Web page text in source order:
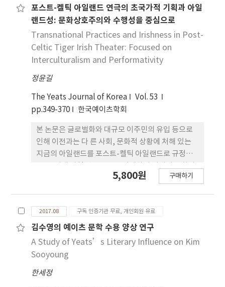
의 세계화를 창조한다. 더욱이 그는 쿠헐런과 같은 아
일랜드 영웅들을 『매의 우물 에서』에 등장시켜서
소포클레스와 셰익스피어의 전통을 이어받는 세계적
인 극작가로 탄생한다. 요컨대 그는 그의 극작품을 통
해서 현대를 살아가는 우리들에게 문화의 중 요성을
끊임없이 자각하여, 삶의 지혜로 활용하도록 하고 있
다
포스트-켈틱 아일랜드 연극의 초국가적 기획과 아일
랜드성: 문화상호주의와 수행성을 중심으로
Transnational Practices and Irishness in Post-
Celtic Tiger Irish Theater: Focused on
Interculturalism and Performativity
정윤길
The Yeats Journal of Korea
Vol. 53
pp.349-370
한국예이츠학회
본 논문은 글로벌화와 대규모 이주민의 유입 등으로
인해 이전과는 다 른 사회, 문화적 상황에 처해 있는
지금의 아일랜드를 포스트-켈틱 아일랜드로 규정하
호주의적 접근방식이 필요함을 확 인해보려는 시도의
에 대한 분석 그리고 다큐멘터리 드라마투르 기와 같
은 극작법의 변화 양상 등의 주제를 중심으로 포스트-
켈틱 시대 아일랜드의 새로운 정체성 모색의 다양한
5,800원 구매하기
2017.08 구독 인증기관 무료, 개인회원 유료
김수영의 예이츠 문학 수용 양상 연구
A Study of Yeats’s Literary Influence on Kim
Sooyoung
한세정